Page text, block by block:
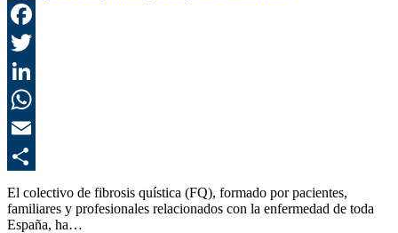
El colectivo de fibrosis quística (FQ), formado por pacientes,
familiares y profesionales relacionados con la enfermedad de toda
España, ha…